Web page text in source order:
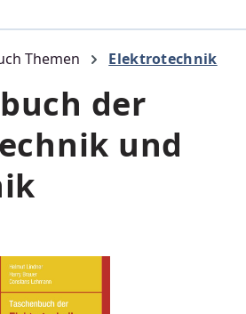
Themen Elektrotechnik
der
und